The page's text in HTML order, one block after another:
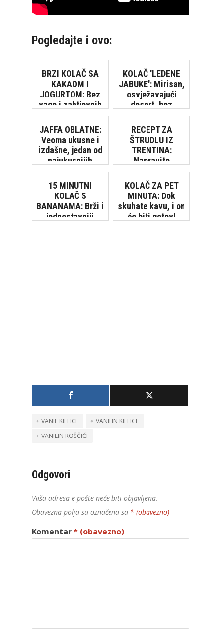
Pogledajte i ovo:
BRZI KOLAČ SA
KAKAOM I
JOGURTOM: Bez
vage i zahtjevnih
za tren
KOLAČ 'LEDENE
JABUKE': Mirisan,
osvježavajući
desert, bez
JAFFA OBLATNE:
Veoma ukusne i
izdašne, jedan od
najukusnijih
RECEPT ZA
ŠTRUDLU IZ
TRENTINA:
Napravite
varijantu poznate
slastice VIDEO
15 MINUTNI
KOLAČ S
BANANAMA: Brži i
jednostavniji
KOLAČ ZA PET
MINUTA: Dok
skuhate kavu, i on
će biti gotov!
VANIL KIFLICE
VANILIN KIFLICE
VANILIN ROŠČIĆI
Odgovori
Vaša adresa e-pošte neće biti objavljena.
Obavezna polja su označena sa * (obavezno)
Komentar* (obavezno)